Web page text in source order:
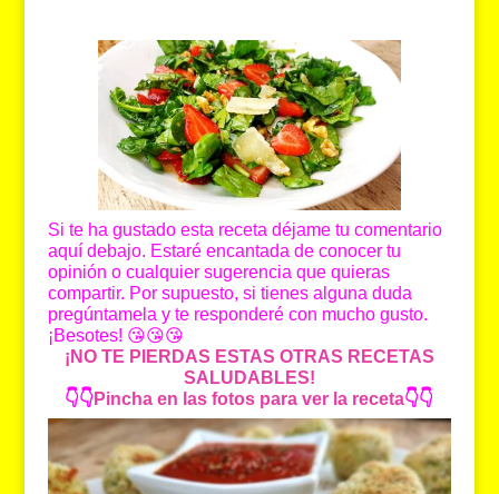
Si te ha gustado esta receta déjame tu comentario
aquí debajo. Estaré encantada de conocer tu
opinión o cualquier sugerencia que quieras
compartir. Por supuesto, si tienes alguna duda
pregúntamela y te responderé con mucho gusto.
¡Besotes! 😘😘😘
¡NO TE PIERDAS ESTAS OTRAS RECETAS
SALUDABLES!
👇👇Pincha en las fotos para ver la receta👇👇